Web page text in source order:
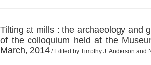
Tilting at mills : the archaeology and
of the colloquium held at the
March, 2014/ Edited by Timothy J. Anderson and